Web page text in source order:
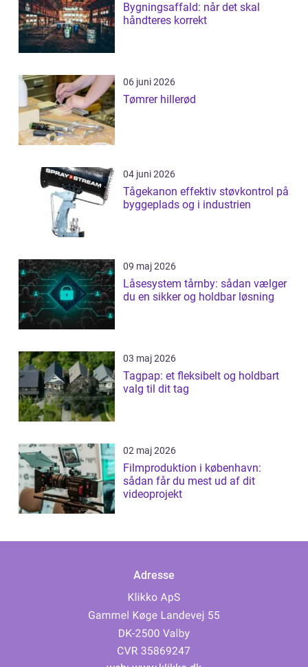
Bygningsaffald: når det skal
håndteres korrekt
06 juni 2026
Tømrer hillerød
04 juni 2026
Tågekanon effektiv støvkontrol på
byggeplads og i industrien
09 maj 2026
Låsesystem tårnby: sådan vælger
du en sikker og holdbar løsning
03 maj 2026
Tagpap: et fleksibelt og holdbart
valg til dit tag
02 maj 2026
Filmproduktion i københavn:
sådan får du mest ud af dit
videoprojekt
Adresse